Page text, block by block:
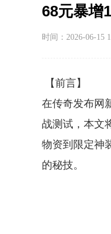
68元暴增
时间：2026-06-15
【前言】
在传奇发布网
战测试，本文
物资到限定神
的秘技。